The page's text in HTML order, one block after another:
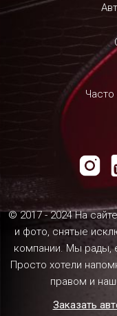
© 2017 - 2024 На
и фото, снятые
компании. Мы рады,
Просто хотели
правом и
Заказать